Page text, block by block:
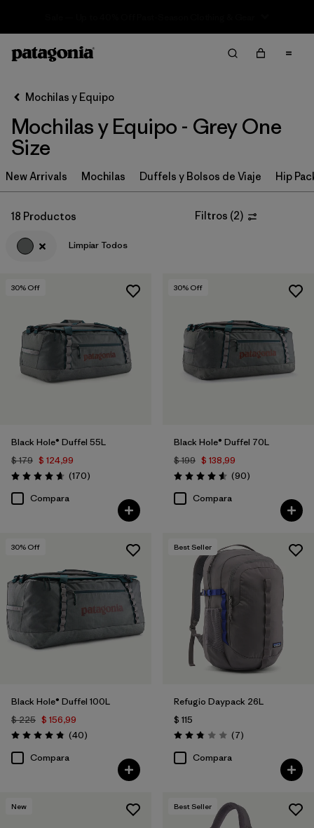
Ordenar Por
Filtrar por
Category
Filtrar por
Price
Filtrar por
Volume
Mochilas y Equipo
Mochilas y Equipo - Grey One
Size
New Arrivals Mochilas Duffels y Bolsos de Viaje Hip
18 Productos Filtros (2)
Limpiar Todos
30% Off
Black Hole® Duffel 55L
$ 179 $ 124,99
Valoración: 4.6 / 5
(170Comentarios
)
Compara
30% Off
Black Hole® Duffel 70L
$ 199 $ 138,99
Valoración: 4.6 / 5
(90Comentarios
)
Compara
30% Off
Black Hole® Duffel 100L
$ 225 $ 156,99
Valoración: 4.8 / 5
(40Comentarios
)
Compara
Best Seller
Refugio Daypack 26L
$ 115
Valoración: 2.9 / 5
(7Comentarios
)
Compara
New Best Seller